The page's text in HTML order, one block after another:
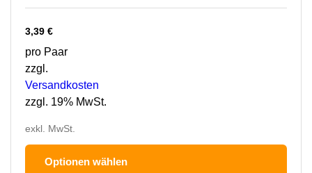
3,39 €
pro Paar
zzgl.
Versandkosten
zzgl. 19% MwSt.
exkl. MwSt.
Optionen wählen